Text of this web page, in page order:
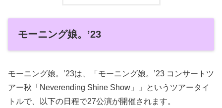
モーニング娘。’23
モーニング娘。’23は、「モーニング娘。’23 コンサートツ
アー秋「Neverending Shine Show」」というツアータイ
トルで、以下の日程で27公演が開催されます。